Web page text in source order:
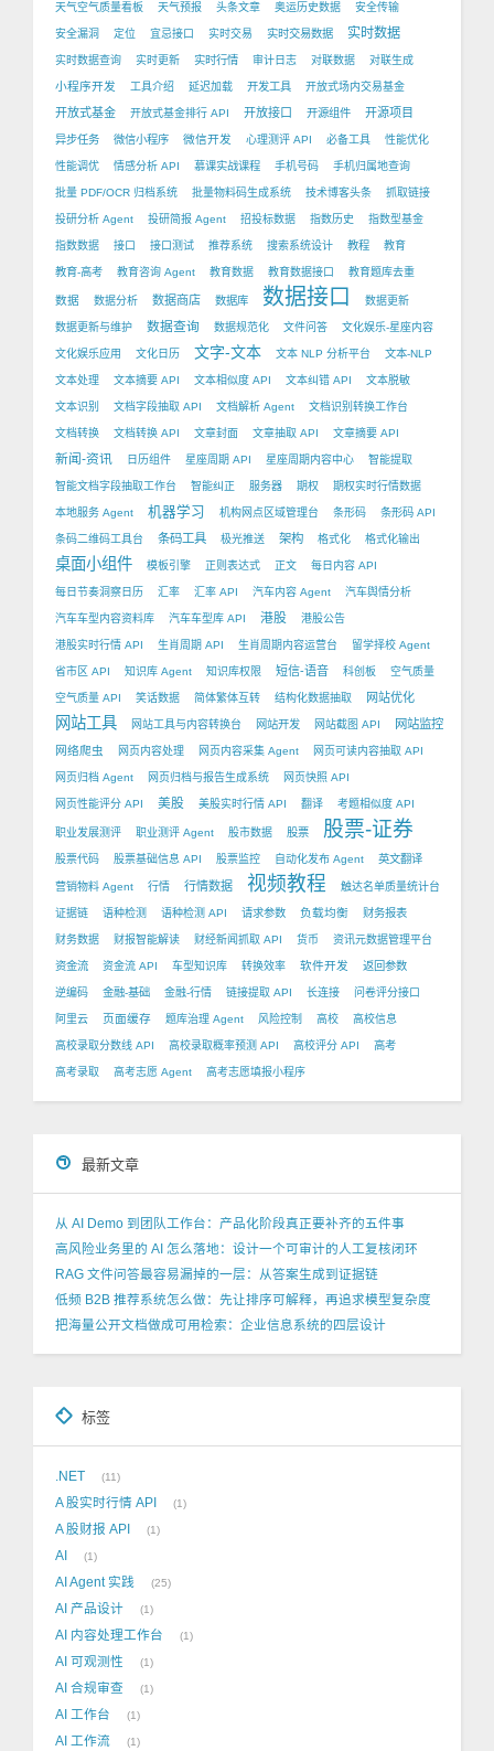
天气空气质量看板 天气预报 头条文章 奥运历史数据 安全传输
安全漏洞 定位 宜忌接口 实时交易 实时交易数据 实时数据
实时数据查询 实时更新 实时行情 审计日志 对联数据 对联生成
小程序开发 工具介绍 延迟加载 开发工具 开放式场内交易基金
开放式基金 开放式基金排行 API 开放接口 开源组件 开源项目
异步任务 微信小程序 微信开发 心理测评 API 必备工具 性能优化
性能调优 情感分析 API 慕课实战课程 手机号码 手机归属地查询
批量 PDF/OCR 归档系统 批量物料码生成系统 技术博客头条 抓取链接
投研分析 Agent 投研简报 Agent 招投标数据 指数历史 指数型基金
指数数据 接口 接口测试 推荐系统 搜索系统设计 教程 教育
教育-高考 教育咨询 Agent 教育数据 教育数据接口 教育题库去重
数据 数据分析 数据商店 数据库 数据接口 数据更新
数据更新与维护 数据查询 数据规范化 文件问答 文化娱乐-星座内容
文化娱乐应用 文化日历 文字-文本 文本 NLP 分析平台 文本-NLP
文本处理 文本摘要 API 文本相似度 API 文本纠错 API 文本脱敏
文本识别 文档字段抽取 API 文档解析 Agent 文档识别转换工作台
文档转换 文档转换 API 文章封面 文章抽取 API 文章摘要 API
新闻-资讯 日历组件 星座周期 API 星座周期内容中心 智能提取
智能文档字段抽取工作台 智能纠正 服务器 期权 期权实时行情数据
本地服务 Agent 机器学习 机构网点区域管理台 条形码 条形码 API
条码二维码工具台 条码工具 极光推送 架构 格式化 格式化输出
桌面小组件 模板引擎 正则表达式 正文 每日内容 API
每日节奏洞察日历 汇率 汇率 API 汽车内容 Agent 汽车舆情分析
汽车车型内容资料库 汽车车型库 API 港股 港股公告
港股实时行情 API 生肖周期 API 生肖周期内容运营台 留学择校 Agent
省市区 API 知识库 Agent 知识库权限 短信-语音 科创板 空气质量
空气质量 API 笑话数据 简体繁体互转 结构化数据抽取 网站优化
网站工具 网站工具与内容转换台 网站开发 网站截图 API
网站监控
网络爬虫
网页内容处理 网页内容采集 Agent 网页可读内容抽取 API
网页归档 Agent 网页归档与报告生成系统 网页快照 API
网页性能评分 API 美股 美股实时行情 API 翻译 考题相似度 API
职业发展测评 职业测评 Agent 股市数据 股票 股票-证券
股票代码 股票基础信息 API 股票监控 自动化发布 Agent 英文翻译
营销物料 Agent 行情 行情数据 视频教程 触达名单质量统计台
证据链 语种检测 语种检测 API 请求参数 负载均衡 财务报表
财务数据 财报智能解读 财经新闻抓取 API 货币 资讯元数据管理平台
资金流 资金流 API 车型知识库 转换效率 软件开发 返回参数
逆编码 金融-基础 金融-行情 链接提取 API 长连接 问卷评分接口
阿里云 页面缓存 题库治理 Agent 风险控制 高校 高校信息
高校录取分数线 API 高校录取概率预测 API 高校评分 API 高考
高考录取 高考志愿 Agent 高考志愿填报小程序
最新文章
从 AI Demo 到团队工作台：产品化阶段真正要补齐的五件事
高风险业务里的 AI 怎么落地：设计一个可审计的人工复核闭环
RAG 文件问答最容易漏掉的一层：从答案生成到证据链
低频 B2B 推荐系统怎么做：先让排序可解释，再追求模型复杂度
把海量公开文档做成可用检索：企业信息系统的四层设计
标签
.NET 11
A 股实时行情 API 1
A 股财报 API 1
AI 1
AI Agent 实践 25
AI 产品设计 1
AI 内容处理工作台 1
AI 可观测性 1
AI 合规审查 1
AI 工作台 1
AI 工作流 1